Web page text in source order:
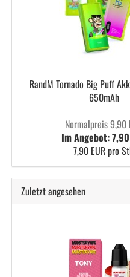
RandM Tornado Big Puff
650mAh
Normalpreis 9,90
Im Angebot: 7,90
7,90 EUR pro
Zuletzt angesehen